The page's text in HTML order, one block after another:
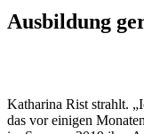
Ausbildung
Katharina Rist strahlt.
das vor einigen